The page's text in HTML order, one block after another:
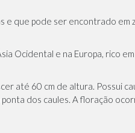
e que pode ser encontrado em
Ocidental e na Europa, rico
até 60 cm de altura. Possui
dos caules. A floração